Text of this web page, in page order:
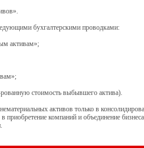
бухгалтерскими проводками:
активам»;
стоимость выбывшего актива).
активов только в
компаний и объединение